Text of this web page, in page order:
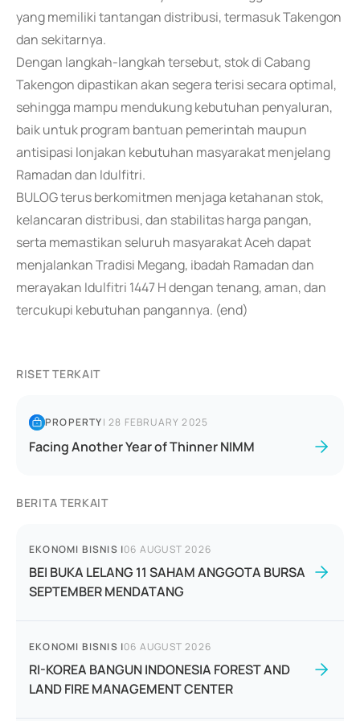
yang memiliki tantangan distribusi, termasuk Takengon
dan sekitarnya.
Dengan langkah-langkah tersebut, stok di Cabang
Takengon dipastikan akan segera terisi secara optimal,
sehingga mampu mendukung kebutuhan penyaluran,
baik untuk program bantuan pemerintah maupun
antisipasi lonjakan kebutuhan masyarakat menjelang
Ramadan dan Idulfitri.
BULOG terus berkomitmen menjaga ketahanan stok,
kelancaran distribusi, dan stabilitas harga pangan,
serta memastikan seluruh masyarakat Aceh dapat
menjalankan Tradisi Megang, ibadah Ramadan dan
merayakan Idulfitri 1447 H dengan tenang, aman, dan
tercukupi kebutuhan pangannya. (end)
RISET TERKAIT
PROPERTY|28 FEBRUARY 2025
Facing Another Year of Thinner NIMM
BERITA TERKAIT
EKONOMI BISNIS |06 AUGUST 2026
BEI BUKA LELANG 11 SAHAM ANGGOTA BURSA
SEPTEMBER MENDATANG
EKONOMI BISNIS |06 AUGUST 2026
RI-KOREA BANGUN INDONESIA FOREST AND
LAND FIRE MANAGEMENT CENTER